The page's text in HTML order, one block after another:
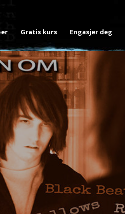
Gratis kurs Engasjer deg